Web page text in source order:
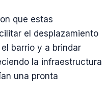
que estas
el desplazamiento
barrio y a brindar
la infraestructura
una pronta